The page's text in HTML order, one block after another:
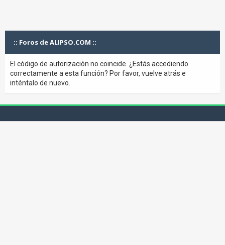
:: Foros de ALIPSO.COM ::
El código de autorización no coincide. ¿Estás accediendo
correctamente a esta función? Por favor, vuelve atrás e
inténtalo de nuevo.